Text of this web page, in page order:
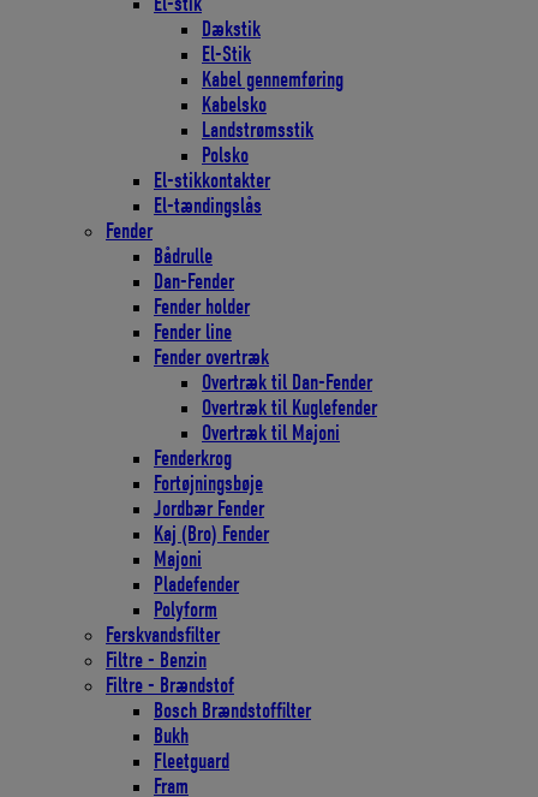
Dækstik
El-Stik
Kabel gennemføring
Kabelsko
Landstrømsstik
Polsko
El-stikkontakter
El-tændingslås
Fender
Bådrulle
Dan-Fender
Fender holder
Fender line
Fender overtræk
Overtræk til Dan-Fender
Overtræk til Kuglefender
Overtræk til Majoni
Fenderkrog
Fortøjningsbøje
Jordbær Fender
Kaj (Bro) Fender
Majoni
Pladefender
Polyform
Ferskvandsfilter
Filtre - Benzin
Filtre - Brændstof
Bosch Brændstoffilter
Bukh
Fleetguard
Fram